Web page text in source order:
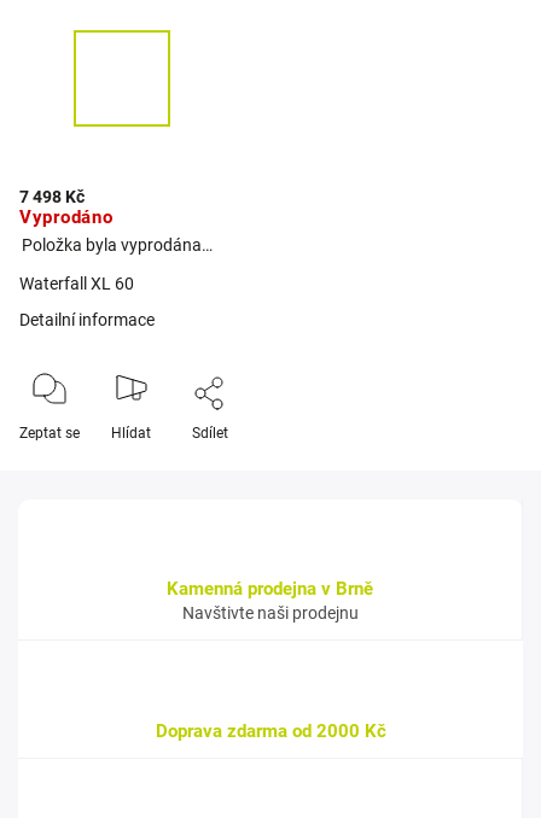
7 498 Kč
Vyprodáno
Položka byla vyprodána…
Waterfall XL 60
Detailní informace
Zeptat se Hlídat Sdílet
Kamenná prodejna v Brně
Navštivte naši prodejnu
Doprava zdarma od 2000 Kč